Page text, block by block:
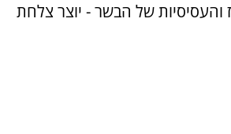
והעסיסיות של הבשר - יוצר צלחת